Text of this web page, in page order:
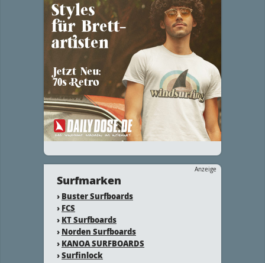
Anzeige
Surfmarken
› Buster Surfboards
› FCS
› KT Surfboards
› Norden Surfboards
› KANOA SURFBOARDS
›Surfinlock